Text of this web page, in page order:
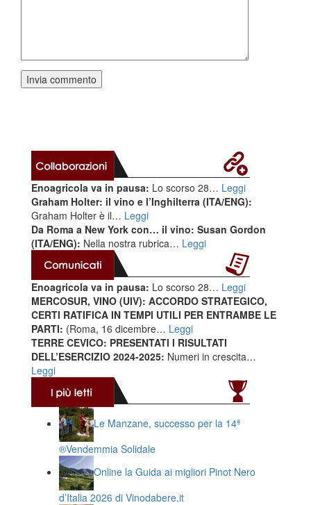
Enoagricola va in pausa: Lo scorso 28… Leggi
Graham Holter: il vino e l’Inghilterra (ITA/ENG):
Graham Holter è il… Leggi
Da Roma a New York con… il vino: Susan Gordon
(ITA/ENG): Nella nostra rubrica… Leggi
Enoagricola va in pausa: Lo scorso 28… Leggi
MERCOSUR, VINO (UIV): ACCORDO STRATEGICO,
CERTI RATIFICA IN TEMPI UTILI PER ENTRAMBE LE
PARTI: (Roma, 16 dicembre… Leggi
TERRE CEVICO: PRESENTATI I RISULTATI
DELL’ESERCIZIO 2024-2025: Numeri in crescita…
Leggi
Le Manzane, successo per la 14ª
®️Vendemmia Solidale
Online la Guida ai migliori Pinot Nero
d’Italia 2026 di Vinodabere.it